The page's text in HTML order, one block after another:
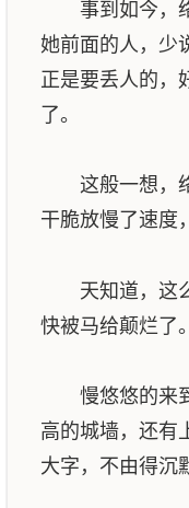
事到如今，络
她前面的人，少
正是要丢人的，
了。
这般一想，络
干脆放慢了速度
天知道，这么
快被马给颠烂了。
慢悠悠的来到
高的城墙，还有
大字，不由得沉